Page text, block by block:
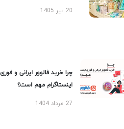
20 تیر 1405
چرا خرید فالوور ایرانی و فوری
اینستاگرام مهم است؟
27 مرداد 1404